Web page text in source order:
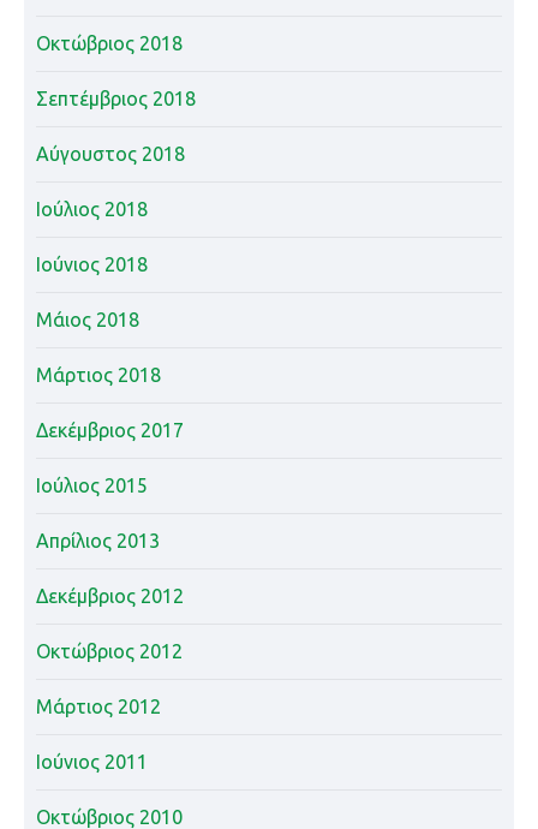
Οκτώβριος 2018
Σεπτέμβριος 2018
Αύγουστος 2018
Ιούλιος 2018
Ιούνιος 2018
Μάιος 2018
Μάρτιος 2018
Δεκέμβριος 2017
Ιούλιος 2015
Απρίλιος 2013
Δεκέμβριος 2012
Οκτώβριος 2012
Μάρτιος 2012
Ιούνιος 2011
Οκτώβριος 2010